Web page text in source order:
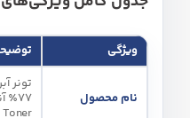
ویژگی
نام محصول
تونر